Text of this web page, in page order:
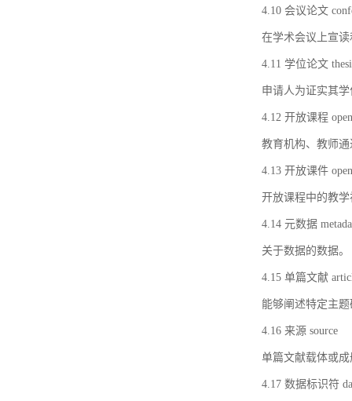
4.10 会议论文
在学术会议上宣
4.11 学位论文
申请人为证实其
4.12 开放课程
教育机构、教师
4.13 开放课件
开放课程中的教
4.14 元数据
关于数据的数据。
4.15 单篇文献
能够阐述特定主
4.16 来源 source
单篇文献载体或
4.17 数据标识符